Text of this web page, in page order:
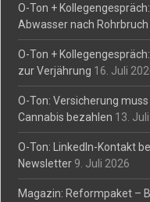
O-Ton +
Abwasser nach
O-Ton +
zur Verjährung 16. Juli
O-Ton: Versicherung
Cannabis bezahlen 13.
O-Ton: LinkedIn-Kontakt
Newsletter 9. Juli 2026
Magazin: Reformpaket –